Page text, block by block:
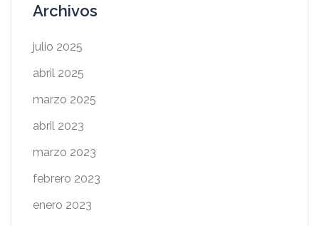
Archivos
julio 2025
abril 2025
marzo 2025
abril 2023
marzo 2023
febrero 2023
enero 2023